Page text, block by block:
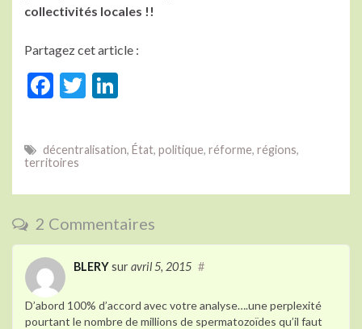
collectivités locales !!
Partagez cet article :
F
e
b
o
o
k
T
itt
er
ke
dI
n
décentralisation, État, politique, réforme, régions,
territoires
2 Commentaires
BLERYsur avril 5, 2015 #
D’abord 100% d’accord avec votre analyse….une perplexité
pourtant le nombre de millions de spermatozoïdes qu’il faut